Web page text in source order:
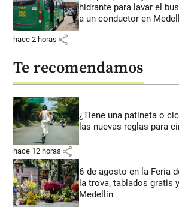
hidrante para lavar el
a un conductor en
hace 2 horas share
Te recomendamos
¿Tiene una patineta o
las nuevas reglas para
hace 12 horas share
6 de agosto en la Feria
la trova, tablados gratis
Medellín